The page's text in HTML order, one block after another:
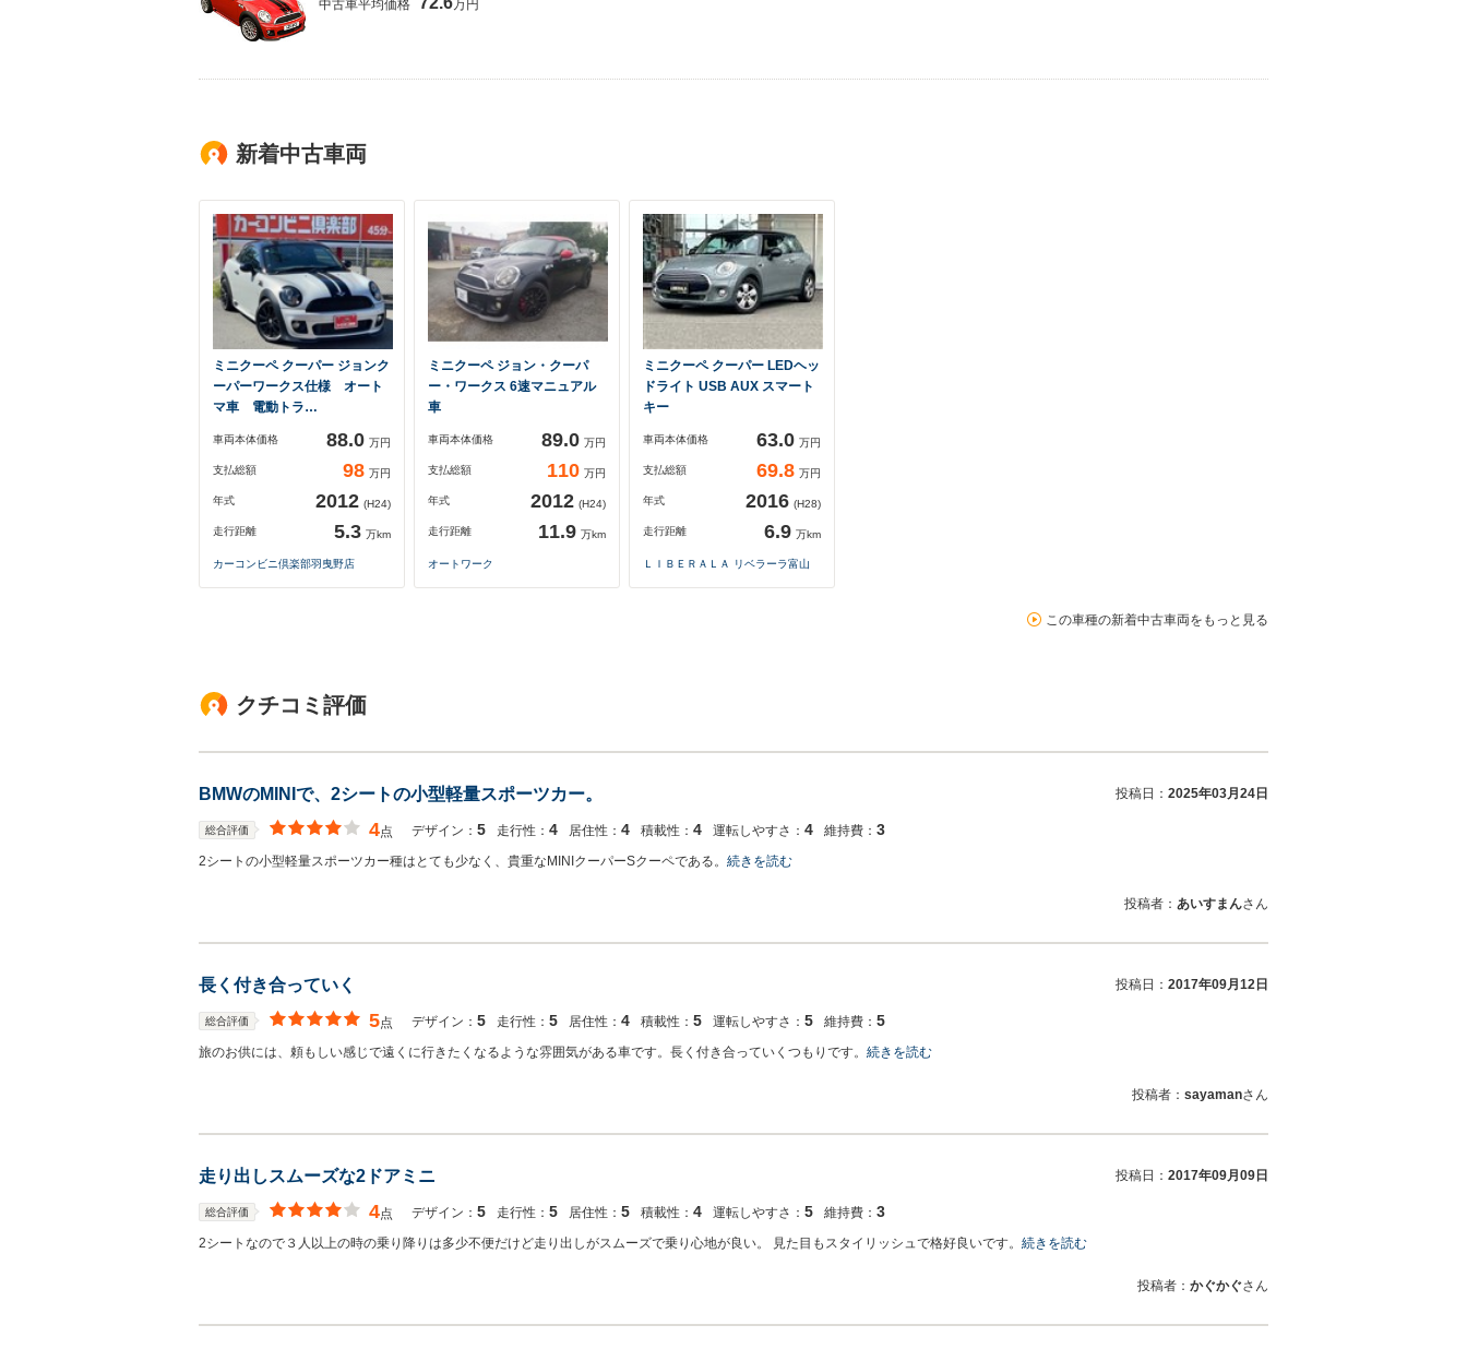
中古車平均価格 万円
新着中古車両
ミニクーペ クーパー ジョンク
ーパーワークス仕様 オート
マ車 電動トラ…
車両本体価格 88.0 万円
支払総額 98 万円
年式 2012 (H24)
走行距離 5.3 万km
カーコンビニ倶楽部羽曳野店
ミニクーペ ジョン・クーパ
ー・ワークス 6速マニュアル
車
車両本体価格 89.0 万円
支払総額 110 万円
年式 2012 (H24)
走行距離 11.9 万km
オートワーク
ミニクーペ クーパー LEDヘッ
ドライト USB AUX スマート
キー
車両本体価格 63.0 万円
支払総額 69.8 万円
年式 2016 (H28)
走行距離 6.9 万km
ＬＩＢＥＲＡＬＡ リベラーラ富山
この車種の新着中古車両をもっと見る
クチコミ評価
BMWのMINIで、2シートの小型軽量スポーツカー。 投稿日： 2025年03月24日
総合評価 4点 デザイン： 5 走行性： 4 居住性： 4 積載性： 4 運転しやすさ： 4 維持費： 3
2シートの小型軽量スポーツカー種はとても少なく、貴重なMINIクーパーSクーペである。 続きを読む
投稿者： あいすまんさん
長く付き合っていく 投稿日： 2017年09月12日
総合評価 5点 デザイン： 5 走行性： 5 居住性： 4 積載性： 5 運転しやすさ： 5 維持費： 5
旅のお供には、頼もしい感じで遠くに行きたくなるような雰囲気がある車です。長く付き合っていくつもりです。 続きを読む
投稿者： sayamanさん
走り出しスムーズな2ドアミニ 投稿日： 2017年09月09日
総合評価 4点 デザイン： 5 走行性： 5 居住性： 5 積載性： 4 運転しやすさ： 5 維持費： 3
2シートなので３人以上の時の乗り降りは多少不便だけど走り出しがスムーズで乗り心地が良い。 見た目もスタイリッシュで格好良いです。 続きを読む
投稿者： かぐかぐさん